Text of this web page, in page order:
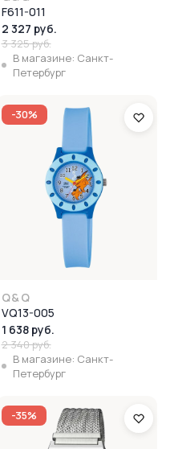
F611-011
2 327 руб.
3 325 руб.
В магазине: Санкт-
Петербург
-30%
Q&Q
VQ13-005
1 638 руб.
2 340 руб.
В магазине: Санкт-
Петербург
-35%